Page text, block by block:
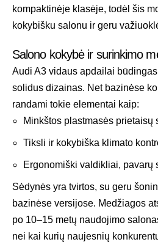
kompaktinėje klasėje, todėl šis
kokybišku salonu ir geru
Salono kokybė ir surinkimo
Audi A3 vidaus apdailai
solidus dizainas. Net bazinėse
randami tokie elementai kaip:
Minkštos plastmasės prietaisų
Tiksli ir kokybiška klimato
Ergonomiški valdikliai, pavarų
Sėdynės yra tvirtos, su geru
bazinėse versijose. Medžiagos
po 10–15 metų naudojimo
nei kai kurių naujesnių